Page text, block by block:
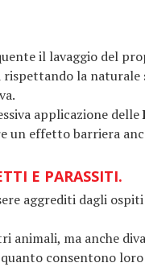
il lavaggio del
la
applicazione delle
un effetto barriera
E PARASSITI.
aggrediti dagli
animali, ma anche
consentono